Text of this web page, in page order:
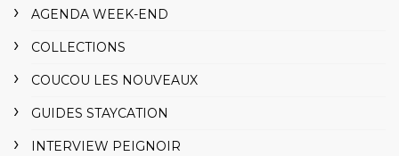
AGENDA WEEK-END
COLLECTIONS
COUCOU LES NOUVEAUX
GUIDES STAYCATION
INTERVIEW PEIGNOIR